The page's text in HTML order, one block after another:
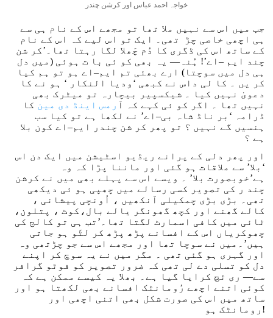
خواجہ احمد عباس اور کرشن چندر
جب میں اس سے نہیں ملا تھا تو مجھے اس کے نام ہی سے
ہی اچھی خاصی چڑ تھی۔ ایک تو اس لیے کہ اس کے نام
کے ساتھ اس کی ڈگری کا دُم چَھلا لگا رہتا تھا۔’کر شن
چند ایم –اے’! ہُنہ— یہ بھی کو ئی با ت ہوئی (میں دل
ہی دل میں سوچتا) ارے بھئی تم ایم–اے ہو تو ہم کیا
کر یں ۔ کا لی داس نے کبھی ‘ودیا النکار ‘ ہو نے کا
دعویٰ نہیں کیا ۔ شیکسپیر بیچارہ تو میٹرک بھی
نہیں تھا ۔ اگر کو ئی کہے کہ ا ٓرمس اینڈ دی مین کا
ڈرامہ ‘بر ناڈ شاہ بی–اے’ نے لکھا ہے تو کیا سب
ہنسیں گے نہیں ؟ تو پھر کر شن چندر ایم–اے کون بلا
ہے ؟
اور پھر دلی کے پرانے ریڈیو اسٹیشن میں ایک دن اس
‘بلا’ سے ملاقات ہو گئی اور ماننا پڑا کہ وہ
ہے’خوبصورت بلا’ ۔ ویسے اس سے پہلے بھی میں نے کرشن
چند ر کی تصویر کسی رسالے میں چھپی ہو ئی دیکھی
تھی۔ بڑی بڑی چمکیلی آنکھیں ، اُونچی پیشانی ،
کالے گھنے اور کچھ گھونگر یالے بال،کوٹ ، پتلون،
ٹائی میں کافی اسمارٹ لگتا تھا۔’تب ہی تو کالج کی
چھوکریاں اس کے افسانے پڑھ پڑھ کر لٹّو ہو جاتی
ہیں’۔میں نے سوچا تھا اور مجھے اس سے جو چڑتھی وہ
اور گہری ہو گئی تھی ۔ مگر میں نے یہ سوچ کر اپنے
دل کو تسلی دے لی تھی کہ ضرور تصویر کو فوٹو گرافر
سے— ری ٹچ کرایا گیا ہے۔ بھلا یہ کیسے ممکن ہے کہ
کوئی اتنے اچھے رُومانٹک افسانے بھی لکھتا ہو اور
ساتھ میں اس کی صورت شکل بھی اتنی اچھی اور
رومانٹک ہو!